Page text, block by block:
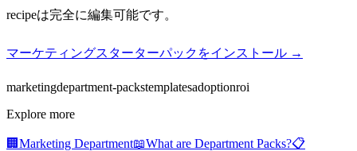
recipeは完全に編集可能です。
マーケティングスターターパックをインストール →
marketingdepartment-packstemplatesadoptionroi
Explore more
🏢 Marketing Department📖What are Department Packs?📋